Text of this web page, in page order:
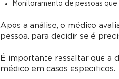
Monitoramento de pessoas
Após a análise, o médico
pessoa, para decidir se é
É importante ressaltar que a
médico em casos específicos.